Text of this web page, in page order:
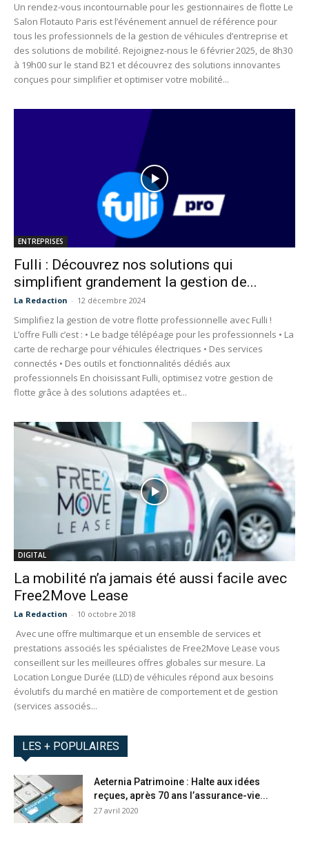
Un rendez-vous incontournable pour les gestionnaires de flotte Le
Salon Flotauto Paris est l’événement annuel de référence pour
tous les professionnels de la gestion de véhicules d’entreprise et
des solutions de mobilité. Rejoignez-nous le 6 février 2025, de 8h30
à 19h00 sur le stand B21 et découvrez des solutions innovantes
conçues pour simplifier et optimiser votre mobilité...
ENTREPRISES
Fulli : Découvrez nos solutions qui
simplifient grandement la gestion de...
La Redaction - 12 décembre 2024
Simplifiez la gestion de votre flotte professionnelle avec Fulli !
L’offre Fulli c’est : • Le badge télépéage pour les professionnels • La
carte de recharge pour véhicules électriques • Des services
connectés • Des outils et fonctionnalités dédiés aux
professionnels En choisissant Fulli, optimisez votre gestion de
flotte grâce à des solutions adaptées et...
DIGITAL
La mobilité n’a jamais été aussi facile avec
Free2Move Lease
La Redaction - 10 octobre 2018
Avec une offre multimarque et un ensemble de services et
prestations associés les spécialistes de Free2Move Lease vous
conseillent sur les meilleures offres globales sur mesure. La
Location Longue Durée (LLD) de véhicules répond aux besoins
évolutifs du marché en matière de comportement et de gestion
(services associés...
LES + POPULAIRES
Aeternia Patrimoine : Halte aux idées
reçues, après 70 ans l’assurance-vie...
27 avril 2020